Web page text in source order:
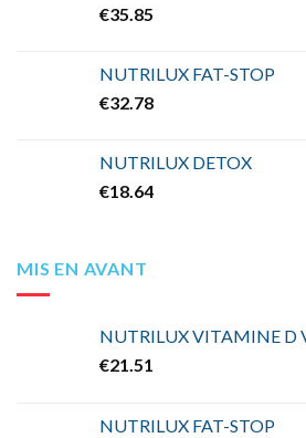
€35.85
NUTRILUX FAT-STOP
€32.78
NUTRILUX DETOX
€18.64
MIS EN AVANT
NUTRILUX VITAMINE D
€21.51
NUTRILUX FAT-STOP